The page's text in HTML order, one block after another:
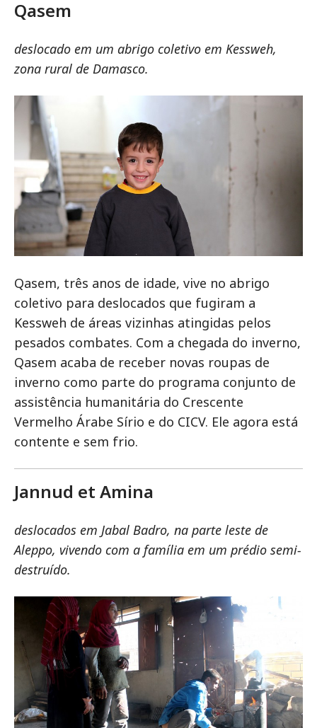
Qasem
deslocado em um abrigo coletivo em Kessweh,
zona rural de Damasco.
Qasem, três anos de idade, vive no abrigo
coletivo para deslocados que fugiram a
Kessweh de áreas vizinhas atingidas pelos
pesados combates. Com a chegada do inverno,
Qasem acaba de receber novas roupas de
inverno como parte do programa conjunto de
assistência humanitária do Crescente
Vermelho Árabe Sírio e do CICV. Ele agora está
contente e sem frio.
Jannud et Amina
deslocados em Jabal Badro, na parte leste de
Aleppo, vivendo com a família em um prédio semi-
destruído.